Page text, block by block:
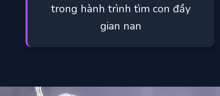
trong hành trình tìm con đầy
gian nan